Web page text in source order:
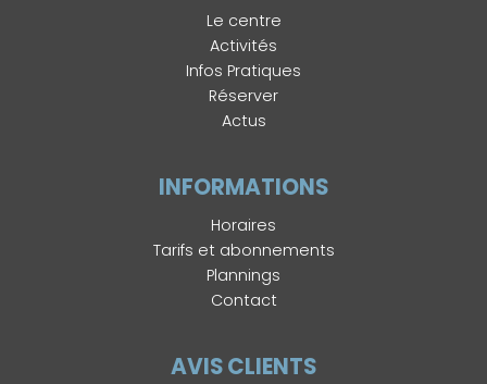
Le centre
Activités
Infos Pratiques
Réserver
Actus
INFORMATIONS
Horaires
Tarifs et abonnements
Plannings
Contact
AVIS CLIENTS